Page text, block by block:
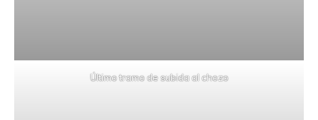
Último tramo de subida al chozo